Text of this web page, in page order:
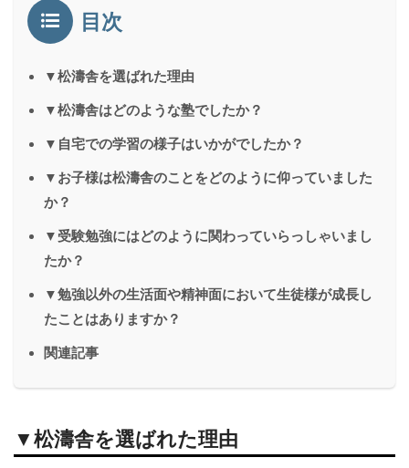
目次
▼松濤舎を選ばれた理由
▼松濤舎はどのような塾でしたか？
▼自宅での学習の様子はいかがでしたか？
▼お子様は松濤舎のことをどのように仰っていました
か？
▼受験勉強にはどのように関わっていらっしゃいまし
たか？
▼勉強以外の生活面や精神面において生徒様が成長し
たことはありますか？
関連記事
▼松濤舎を選ばれた理由